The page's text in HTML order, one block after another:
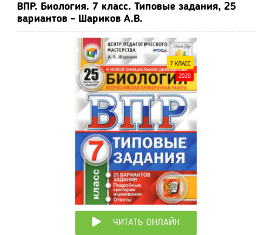
ВПР. Биология. 7 класс. Типовые задания, 25
вариантов - Шариков А.В.
7 КЛАСС
2020
ЧИТАТЬ ОНЛАЙН